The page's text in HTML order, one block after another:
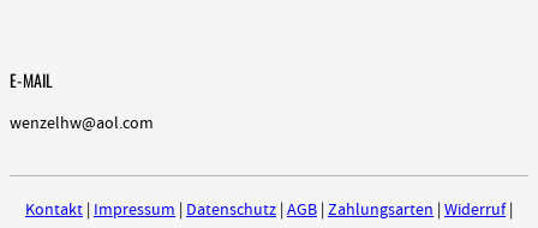
E-MAIL
wenzelhw@aol.com
Kontakt | Impressum | Datenschutz | AGB | Zahlungsarten | Widerruf|